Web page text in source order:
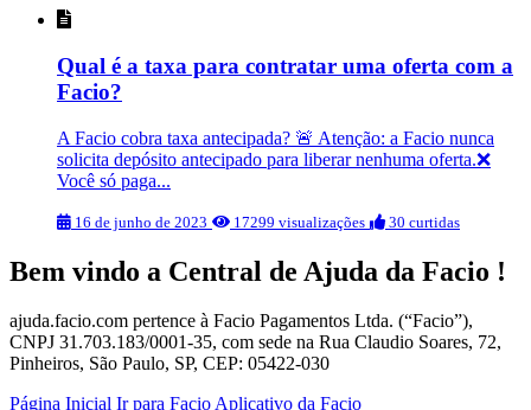
Qual é a taxa para contratar uma oferta com a
Facio?
A Facio cobra taxa antecipada? 🚨 Atenção: a Facio nunca
solicita depósito antecipado para liberar nenhuma oferta.❌
Você só paga...
16 de junho de 2023 17299 visualizações 30 curtidas
Bem vindo a Central de Ajuda da Facio !
ajuda.facio.com pertence à Facio Pagamentos Ltda. (“Facio”),
CNPJ 31.703.183/0001-35, com sede na Rua Claudio Soares, 72,
Pinheiros, São Paulo, SP, CEP: 05422-030
Página Inicial Ir para FacioAplicativo da Facio